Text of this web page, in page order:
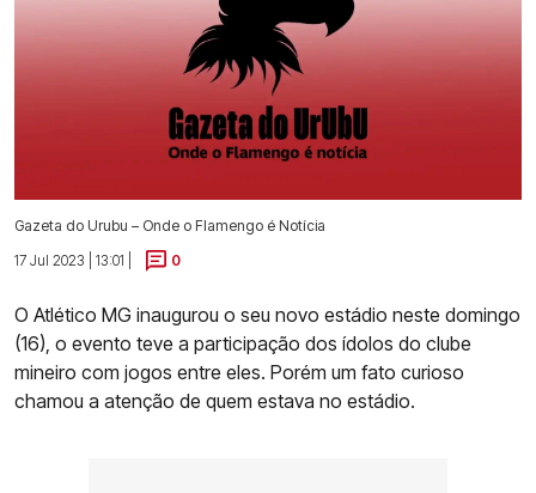
Gazeta do Urubu – Onde o Flamengo é Notícia
17 Jul 2023 | 13:01 |
0
O Atlético MG inaugurou o seu novo estádio neste domingo
(16), o evento teve a participação dos ídolos do clube
mineiro com jogos entre eles. Porém um fato curioso
chamou a atenção de quem estava no estádio.